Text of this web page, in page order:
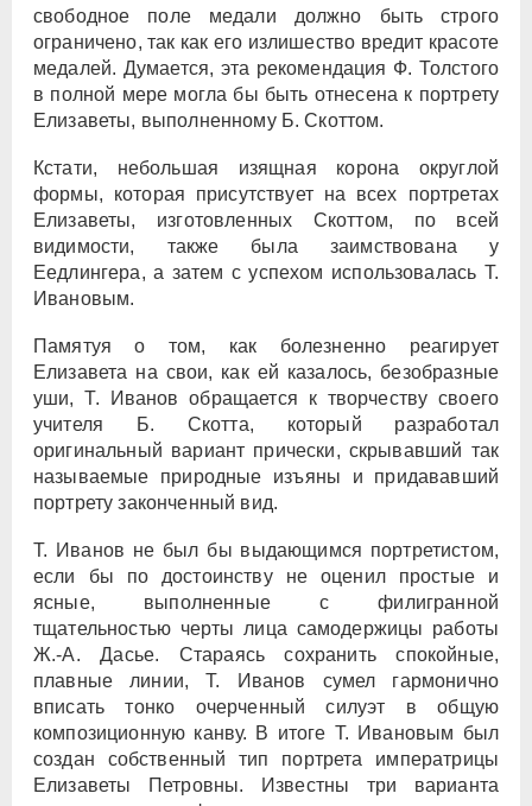
свободное поле медали должно быть строго
ограничено, так как его излишество вредит красоте
медалей. Думается, эта рекомендация Ф. Толстого
в полной мере могла бы быть отнесена к портрету
Елизаветы, выполненному Б. Скоттом.
Кстати, небольшая изящная корона округлой
формы, которая присутствует на всех портретах
Елизаветы, изготовленных Скоттом, по всей
видимости, также была заимствована у
Еедлингера, а затем с успехом использовалась Т.
Ивановым.
Памятуя о том, как болезненно реагирует
Елизавета на свои, как ей казалось, безобразные
уши, Т. Иванов обращается к творчеству своего
учителя Б. Скотта, который разработал
оригинальный вариант прически, скрывавший так
называемые природные изъяны и придававший
портрету законченный вид.
Т. Иванов не был бы выдающимся портретистом,
если бы по достоинству не оценил простые и
ясные, выполненные с филигранной
тщательностью черты лица самодержицы работы
Ж.-А. Дасье. Стараясь сохранить спокойные,
плавные линии, Т. Иванов сумел гармонично
вписать тонко очерченный силуэт в общую
композиционную канву. В итоге Т. Ивановым был
создан собственный тип портрета императрицы
Елизаветы Петровны. Известны три варианта